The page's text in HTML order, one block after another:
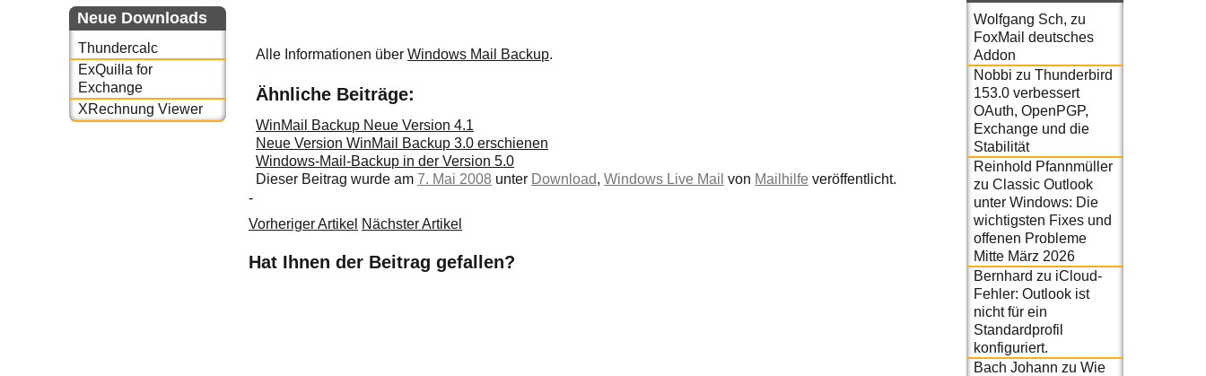
Neue Downloads
Thundercalc
ExQuilla for
Exchange
XRechnung Viewer
Alle Informationen überWindows Mail Backup.
Ähnliche Beiträge:
WinMail Backup Neue Version 4.1
Neue Version WinMail Backup 3.0 erschienen
Windows-Mail-Backup in der Version 5.0
Dieser Beitrag wurde am7. Mai 2008 unter Download,Windows Live Mail von Mailhilfe veröffentlicht.
-
Vorheriger Artikel Nächster Artikel
Hat Ihnen der Beitrag gefallen?
Wolfgang Sch, zu
FoxMail deutsches
Addon
Nobbi zu Thunderbird
153.0 verbessert
OAuth, OpenPGP,
Exchange und die
Stabilität
Reinhold Pfannmüller
zu Classic Outlook
unter Windows: Die
wichtigsten Fixes und
offenen Probleme
Mitte März 2026
Bernhard zu iCloud-
Fehler: Outlook ist
nicht für ein
Standardprofil
konfiguriert.
Bach Johann zu Wie